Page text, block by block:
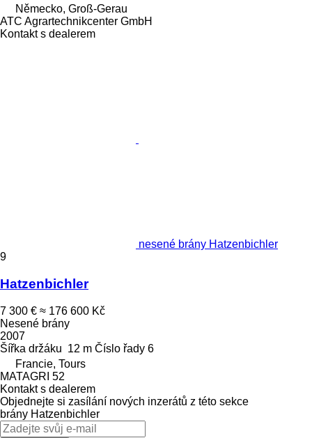
Německo, Groß-Gerau
ATC Agrartechnikcenter GmbH
Kontakt s dealerem
nesené brány Hatzenbichler
9
Hatzenbichler
7 300 € ≈ 176 600 Kč
Nesené brány
2007
Šířka držáku 12 m Číslo řady 6
Francie, Tours
MATAGRI 52
Kontakt s dealerem
Objednejte si zasílání nových inzerátů z této sekce
brány Hatzenbichler